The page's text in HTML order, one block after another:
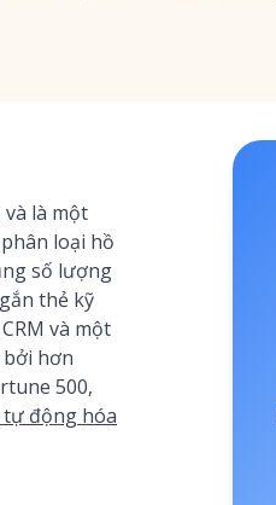
và là một
loại hồ
số lượng
thẻ kỹ
và một
hơn
500,
động hóa